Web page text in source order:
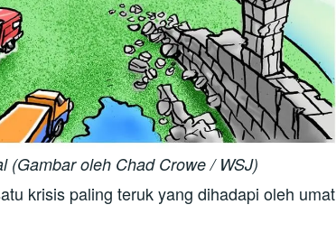
(Gambar oleh Chad Crowe / WSJ)
krisis paling teruk yang dihadapi oleh umat